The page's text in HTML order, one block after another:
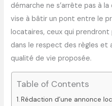
démarche ne s’arrête pas à
vise à bâtir un pont entre le
locataires, ceux qui prendront
dans le respect des règles et
qualité de vie proposée.
Table of Contents
Rédaction d’une annonce